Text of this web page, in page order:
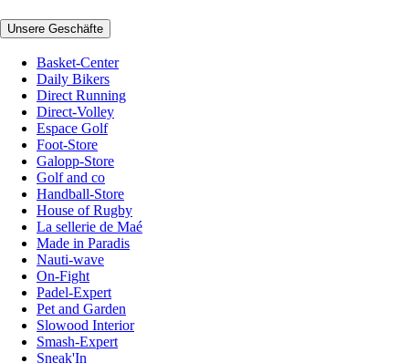
Unsere Geschäfte
Basket-Center
Daily Bikers
Direct Running
Direct-Volley
Espace Golf
Foot-Store
Galopp-Store
Golf and co
Handball-Store
House of Rugby
La sellerie de Maé
Made in Paradis
Nauti-wave
On-Fight
Padel-Expert
Pet and Garden
Slowood Interior
Smash-Expert
Sneak'In